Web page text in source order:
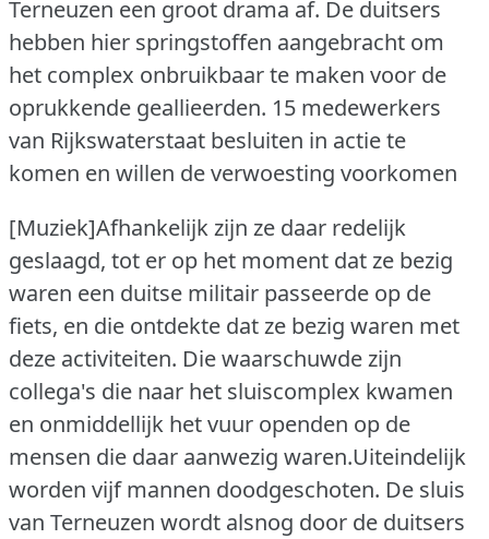
Terneuzen een groot drama af. De duitsers
hebben hier springstoffen aangebracht om
het complex onbruikbaar te maken voor de
oprukkende geallieerden. 15 medewerkers
van Rijkswaterstaat besluiten in actie te
komen en willen de verwoesting voorkomen
[Muziek]Afhankelijk zijn ze daar redelijk
geslaagd, tot er op het moment dat ze bezig
waren een duitse militair passeerde op de
fiets, en die ontdekte dat ze bezig waren met
deze activiteiten. Die waarschuwde zijn
collega's die naar het sluiscomplex kwamen
en onmiddellijk het vuur openden op de
mensen die daar aanwezig waren.Uiteindelijk
worden vijf mannen doodgeschoten. De sluis
van Terneuzen wordt alsnog door de duitsers